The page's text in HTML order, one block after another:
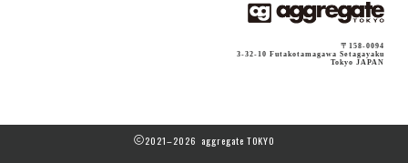
〒158-0094
3-32-10 Futakotamagawa Setagayaku
Tokyo JAPAN
2021–2026 aggregate TOKYO